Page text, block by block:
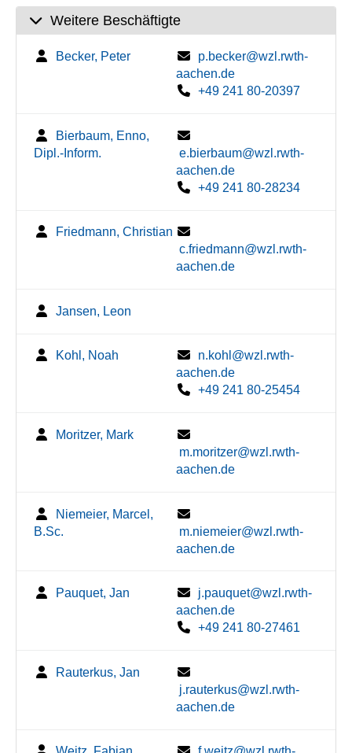
Weitere Beschäftigte
Becker, Peter
p.becker@wzl.rwth-
aachen.de
+49 241 80-20397
Bierbaum, Enno,
Dipl.-Inform.
e.bierbaum@wzl.rwth-
aachen.de
+49 241 80-28234
Friedmann, Christian
c.friedmann@wzl.rwth-
aachen.de
Jansen, Leon
Kohl, Noah
n.kohl@wzl.rwth-
aachen.de
+49 241 80-25454
Moritzer, Mark
m.moritzer@wzl.rwth-
aachen.de
Niemeier, Marcel,
B.Sc.
m.niemeier@wzl.rwth-
aachen.de
Pauquet, Jan
j.pauquet@wzl.rwth-
aachen.de
+49 241 80-27461
Rauterkus, Jan
j.rauterkus@wzl.rwth-
aachen.de